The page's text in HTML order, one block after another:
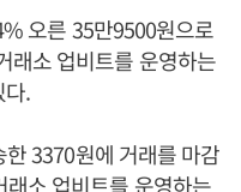
오른 35만9500원으로
래소 업비트를 운영하는
.
3370원에 거래를 마감
소 업비트를 운영하는